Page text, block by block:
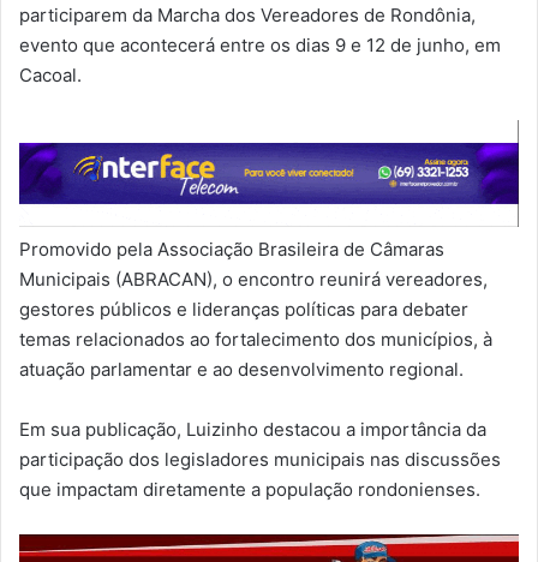
participarem da Marcha dos Vereadores de Rondônia,
evento que acontecerá entre os dias 9 e 12 de junho, em
Cacoal.
Promovido pela Associação Brasileira de Câmaras
Municipais (ABRACAN), o encontro reunirá vereadores,
gestores públicos e lideranças políticas para debater
temas relacionados ao fortalecimento dos municípios, à
atuação parlamentar e ao desenvolvimento regional.
Em sua publicação, Luizinho destacou a importância da
participação dos legisladores municipais nas discussões
que impactam diretamente a população rondonienses.